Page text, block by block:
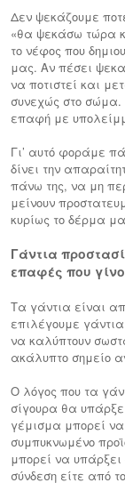
Δεν ψεκάζουμε
«θα ψεκάσω τώρα
το νέφος που
μας. Αν πέσει
να ποτιστεί και
συνεχώς στο σώμα.
επαφή με
Γι’ αυτό φοράμε
δίνει την
πάνω της, να μη
μείνουν
κυρίως το δέρμα
Γάντια
επαφές που
Τα γάντια είναι
επιλέγουμε
να καλύπτουν
ακάλυπτο σημείο
Ο λόγος που τα
σίγουρα θα
γέμισμα μπορεί
συμπυκνωμένο
μπορεί να υπάρξει
σύνδεση είτε από